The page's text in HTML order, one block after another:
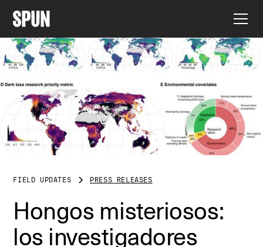
FIELD UPDATES PRESS RELEASES
Hongos misteriosos:
los investigadores